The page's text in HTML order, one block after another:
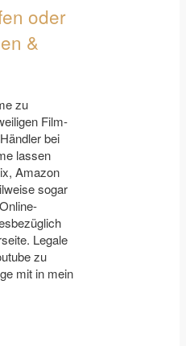
oder
&
zu
Film-
bei
lassen
Amazon
sogar
Legale
zu
mit in mein